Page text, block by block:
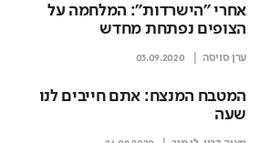
אחרי "הישרדות": המלחמה על
הצופים נפתחת מחדש
ערן סויסה 03.09.2020
המטבח המנצח: אתם חייבים לנו
שעה